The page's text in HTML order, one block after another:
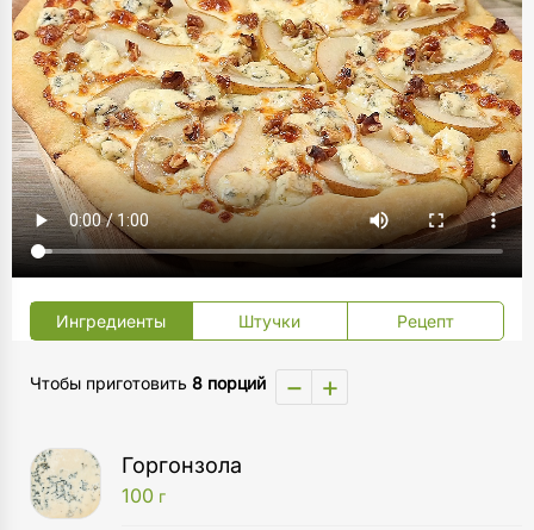
Ингредиенты Штучки Рецепт
Чтобы приготовить 8 порций − +
Горгонзола
100 г